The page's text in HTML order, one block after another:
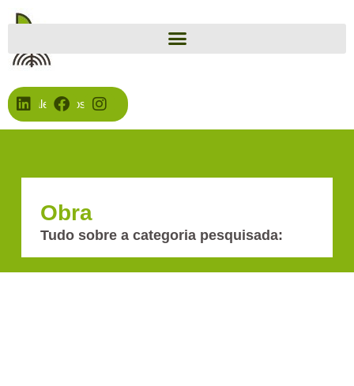
Fale Conosco
Obra
Tudo sobre a categoria pesquisada: